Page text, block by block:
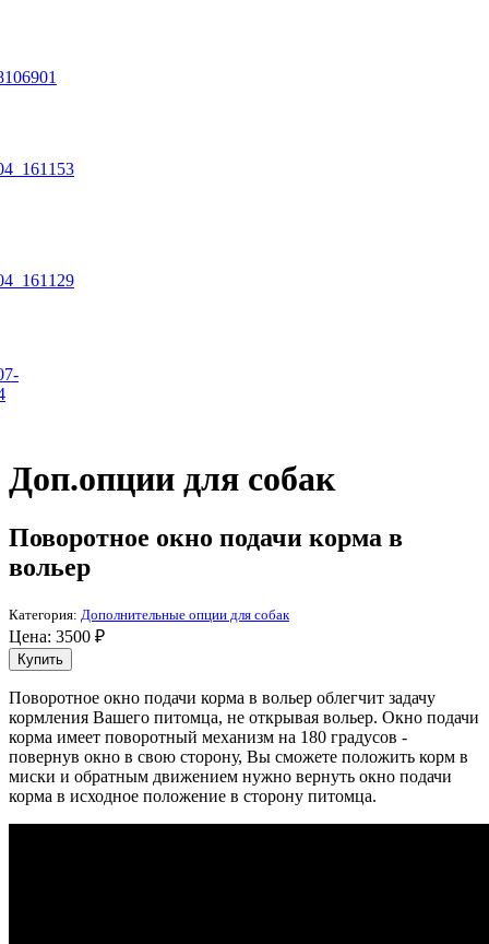
Доп.опции для собак
Поворотное окно подачи корма в
вольер
Категория: Дополнительные опции для собак
Цена: 3500 ₽
Поворотное окно подачи корма в вольер облегчит задачу
кормления Вашего питомца, не открывая вольер. Окно подачи
корма имеет поворотный механизм на 180 градусов -
повернув окно в свою сторону, Вы сможете положить корм в
миски и обратным движением нужно вернуть окно подачи
корма в исходное положение в сторону питомца.